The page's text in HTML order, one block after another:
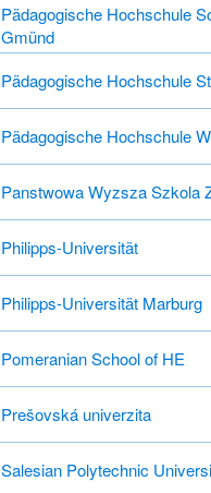
Pädagogische Hochschule
Gmünd
Pädagogische Hochschule
Pädagogische Hochschule
Panstwowa Wyzsza Szkola
Philipps-Universität
Philipps-Universität Marburg
Pomeranian School of HE
Prešovská univerzita
Salesian Polytechnic